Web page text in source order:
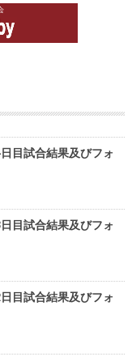
目試合結果及びフォ
目試合結果及びフォ
目試合結果及びフォ